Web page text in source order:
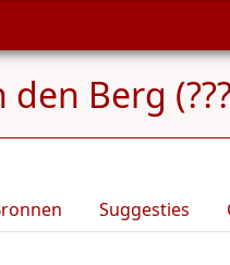
Berg
Suggesties